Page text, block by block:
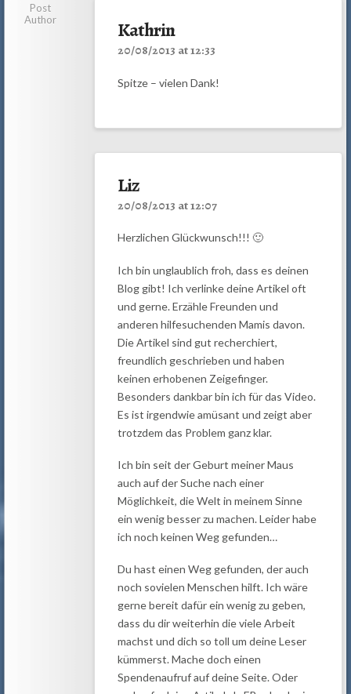
Post
Author
Kathrin
20/08/2013 at 12:33
Spitze – vielen Dank!
Liz
20/08/2013 at 12:07
Herzlichen Glückwunsch!!! 🙂
Ich bin unglaublich froh, dass es deinen
Blog gibt! Ich verlinke deine Artikel oft
und gerne. Erzähle Freunden und
anderen hilfesuchenden Mamis davon.
Die Artikel sind gut recherchiert,
freundlich geschrieben und haben
keinen erhobenen Zeigefinger.
Besonders dankbar bin ich für das Video.
Es ist irgendwie amüsant und zeigt aber
trotzdem das Problem ganz klar.
Ich bin seit der Geburt meiner Maus
auch auf der Suche nach einer
Möglichkeit, die Welt in meinem Sinne
ein wenig besser zu machen. Leider habe
ich noch keinen Weg gefunden…
Du hast einen Weg gefunden, der auch
noch sovielen Menschen hilft. Ich wäre
gerne bereit dafür ein wenig zu geben,
dass du dir weiterhin die viele Arbeit
machst und dich so toll um deine Leser
kümmerst. Mache doch einen
Spendenaufruf auf deine Seite. Oder